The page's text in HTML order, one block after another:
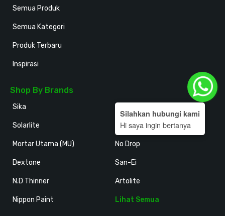
Semua Produk
Semua Kategori
Produk Terbaru
Inspirasi
Shop By Brands
Sika
Solarlite
Mortar Utama (MU)
Dextone
N.D Thinner
Nippon Paint
Holodeck
Kansai Paint
No Drop
San-Ei
Artolite
Lihat Semua
Silahkan hubungi kami
Hi saya ingin bertanya